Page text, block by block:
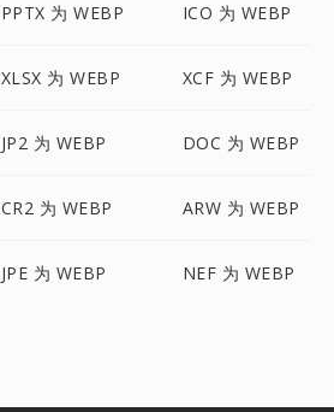
PPTX 为 WEBP ICO 为 WEBP
XLSX 为 WEBP XCF 为 WEBP
JP2 为 WEBP DOC 为 WEBP
CR2 为 WEBP ARW 为 WEBP
JPE 为 WEBP NEF 为 WEBP